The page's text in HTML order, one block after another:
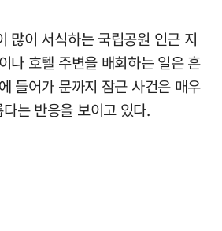
많이 서식하는 국립공원 인근 지
나 호텔 주변을 배회하는 일은 흔
들어가 문까지 잠근 사건은 매우
는 반응을 보이고 있다.